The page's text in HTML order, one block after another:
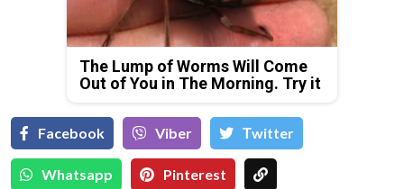
The Lump of Worms Will Come
Out of You in The Morning. Try it
Facebook Viber Тwitter
Whatsapp Pinterest